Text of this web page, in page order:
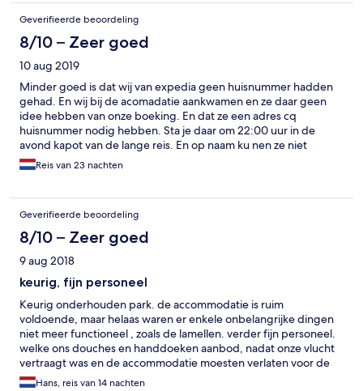
primary bed had some sort of plastic covering for the mattress
underneath which I completely encourage, but it made a lot of
noise during the night with any movement and retained heat to
over heat us. Because of that we moved to the two twins and
the mattresses were much more comfy and quiet but the sheets
were pilled and elastics came up every night since they were
cheap sheets. All in all a very average stay. Not bad, not great.
Probably won't stay here again next time. Also, never used
amenities but still got charged resort fees so keep that in mind
as well. Use the amenities if you can to get the most bang for
your buck. You're gonna get charged either way
Geverifieerde beoordeling
8/10 – Zeer goed
10 aug 2019
Minder goed is dat wij van expedia geen huisnummer hadden
gehad. En wij bij de acomadatie aankwamen en ze daar geen
idee hebben van onze boeking. En dat ze een adres cq
huisnummer nodig hebben. Sta je daar om 22:00 uur in de
avond kapot van de lange reis. En op naam ku nen ze niet
zoeken.Reis van 23 nachten
Geverifieerde beoordeling
8/10 – Zeer goed
9 aug 2018
keurig, fijn personeel
Keurig onderhouden park. de accommodatie is ruim
voldoende, maar helaas waren er enkele onbelangrijke dingen
niet meer functioneel , zoals de lamellen. verder fijn personeel.
welke ons douches en handdoeken aanbod, nadat onze vlucht
vertraagt was en de accommodatie moesten verlaten voor de
volgende gasten.
Hans, reis van 14 nachten